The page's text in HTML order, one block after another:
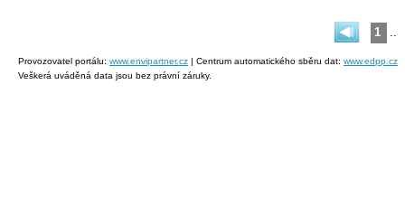
1 ..
Provozovatel portálu: www.envipartner.cz | Centrum automatického sběru dat: www.edpp.cz
Veškerá uváděná data jsou bez právní záruky.